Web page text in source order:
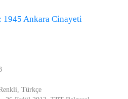
1945 Ankara Cinayeti
Türkçe